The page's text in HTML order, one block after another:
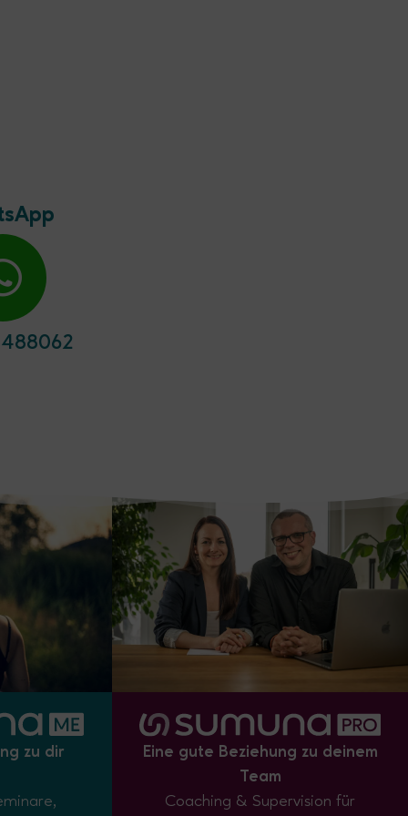
zu dir
Eine gute Beziehung zu deinem
Team
Coaching & Supervision für